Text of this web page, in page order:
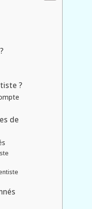
?
de